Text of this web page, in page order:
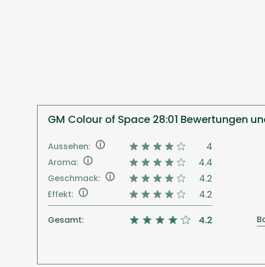
GM Colour of Space 28:01 Bewertungen
Aussehen: i 4
Aroma: i 4.4
Geschmack: i 4.2
Effekt: i 4.2
Gesamt: 4.2